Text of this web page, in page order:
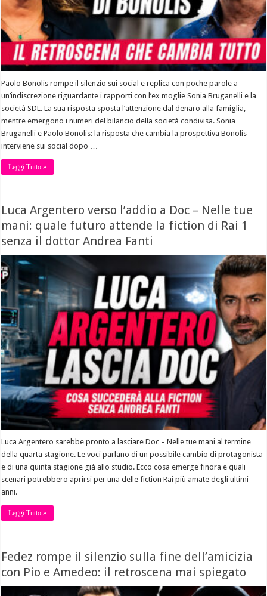
Paolo Bonolis rompe il silenzio sui social e replica con poche parole a
un’indiscrezione riguardante i rapporti con l’ex moglie Sonia Bruganelli e la
società SDL. La sua risposta sposta l’attenzione dal denaro alla famiglia,
mentre emergono i numeri del bilancio della società condivisa. Sonia
Bruganelli e Paolo Bonolis: la risposta che cambia la prospettiva Bonolis
interviene sui social dopo …
Leggi Tutto »
Luca Argentero verso l’addio a Doc – Nelle tue
mani: quale futuro attende la fiction di Rai 1
senza il dottor Andrea Fanti
Luca Argentero sarebbe pronto a lasciare Doc – Nelle tue mani al termine
della quarta stagione. Le voci parlano di un possibile cambio di protagonista
e di una quinta stagione già allo studio. Ecco cosa emerge finora e quali
scenari potrebbero aprirsi per una delle fiction Rai più amate degli ultimi
anni.
Leggi Tutto »
Fedez rompe il silenzio sulla fine dell’amicizia
con Pio e Amedeo: il retroscena mai spiegato